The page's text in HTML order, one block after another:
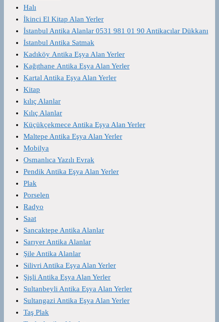
Halı
İkinci El Kitap Alan Yerler
İstanbul Antika Alanlar 0531 981 01 90 Antikacılar Dükkanı
İstanbul Antika Satmak
Kadıköy Antika Eşya Alan Yerler
Kağıthane Antika Eşya Alan Yerler
Kartal Antika Eşya Alan Yerler
Kitap
kılıç Alanlar
Kılıç Alanlar
Küçükçekmece Antika Eşya Alan Yerler
Maltepe Antika Eşya Alan Yerler
Mobilya
Osmanlıca Yazılı Evrak
Pendik Antika Eşya Alan Yerler
Plak
Porselen
Radyo
Saat
Sancaktepe Antika Alanlar
Sarıyer Antika Alanlar
Şile Antika Alanlar
Silivri Antika Eşya Alan Yerler
Şişli Antika Eşya Alan Yerler
Sultanbeyli Antika Eşya Alan Yerler
Sultangazi Antika Eşya Alan Yerler
Taş Plak